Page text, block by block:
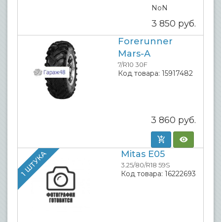
NoN
3 850 руб.
Forerunner
Mars-A
7/R10 30F
Код товара: 15917482
3 860 руб.
1 ШТУКА Mitas E05
3.25/80/R18 59S
Код товара: 16222693